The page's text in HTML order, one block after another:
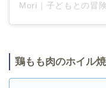
鶏もも肉のホイル